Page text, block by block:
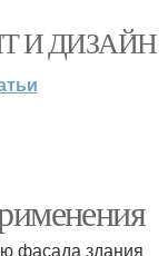
И ДИЗАЙН
фасада здания